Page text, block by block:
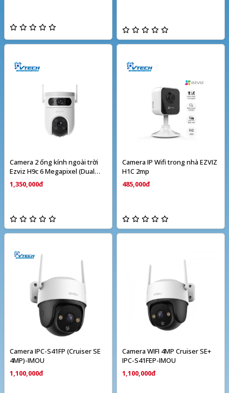
Camera 2 ống kính ngoài trời
Ezviz H9c 6 Megapixel (Dual
camera)
1,350,000đ
Camera IP Wifi trong nhà EZVIZ
H1C 2mp
485,000đ
Camera IPC-S41FP (Cruiser SE
4MP)-IMOU
1,100,000đ
Camera WIFI 4MP Cruiser SE+
IPC-S41FEP-IMOU
1,100,000đ